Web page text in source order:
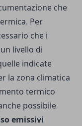
che
Per
che i
livello di
indicate
la zona climatica
termico
possibile
emissivi